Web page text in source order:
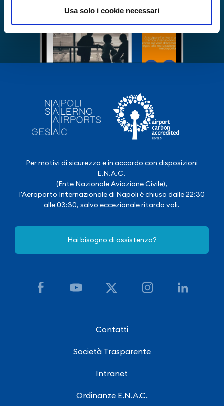
Usa solo i cookie necessari
Per motivi di sicurezza e in accordo con disposizioni
E.N.A.C.
(Ente Nazionale Aviazione Civile),
l'Aeroporto Internazionale di Napoli è chiuso dalle 22:30
alle 03:30, salvo eccezionale ritardo voli.
Hai bisogno di assistenza?
Contatti
Società Trasparente
Intranet
Ordinanze E.N.A.C.